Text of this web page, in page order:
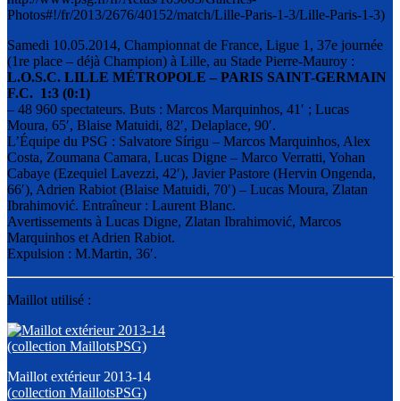
Samedi 10.05.2014, Championnat de France, Ligue 1, 37e journée
(1re place – déjà Champion) à Lille, au Stade Pierre-Mauroy :
L.O.S.C. LILLE MÉTROPOLE – PARIS SAINT-GERMAIN
F.C. 1:3 (0:1)
– 48 960 spectateurs. Buts : Marcos Marquinhos, 41′ ; Lucas
Moura, 65′, Blaise Matuidi, 82′, Delaplace, 90′.
L’Équipe du PSG : Salvatore Sírigu – Marcos Marquinhos, Alex
Costa, Zoumana Camara, Lucas Digne – Marco Verratti, Yohan
Cabaye (Ezequiel Lavezzi, 42′), Javier Pastore (Hervin Ongenda,
66′), Adrien Rabiot (Blaise Matuidi, 70′) – Lucas Moura, Zlatan
Ibrahimović. Entraîneur : Laurent Blanc.
Avertissements à Lucas Digne, Zlatan Ibrahimović, Marcos
Marquinhos et Adrien Rabiot.
Expulsion : M.Martin, 36′.
Maillot utilisé :
Maillot extérieur 2013-14
(collection MaillotsPSG)